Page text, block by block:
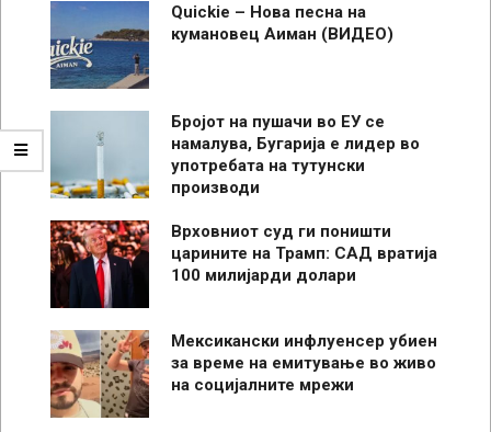
Quickie – Нова песна на
кумановец Аиман (ВИДЕО)
Бројот на пушачи во ЕУ се
намалува, Бугарија е лидер во
употребата на тутунски
производи
Врховниот суд ги поништи
царините на Трамп: САД вратија
100 милијарди долари
Мексикански инфлуенсер убиен
за време на емитување во живо
на социјалните мрежи